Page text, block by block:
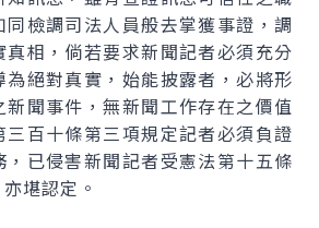
檢調司法人員般去掌獲事證，調
真相，倘若要求新聞記者必須充分
為絕對真實，始能披露者，必將形
新聞事件，無新聞工作存在之價值
三百十條第三項規定記者必須負證
，已侵害新聞記者受憲法第十五條
堪認定。